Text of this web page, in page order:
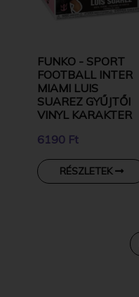
FUNKO - SPORT
FOOTBALL INTER
MIAMI LUIS
SUAREZ GYŰJTŐI
VINYL KARAKTER
6190 Ft
RÉSZLETEK